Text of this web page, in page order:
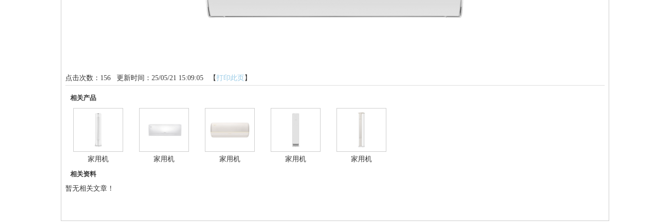
点击次数： 156 更新时间：25/05/21 15:09:05 【打印此页 】
相关产品
家用机 家用机 家用机 家用机
家用机
相关资料
暂无相关文章！